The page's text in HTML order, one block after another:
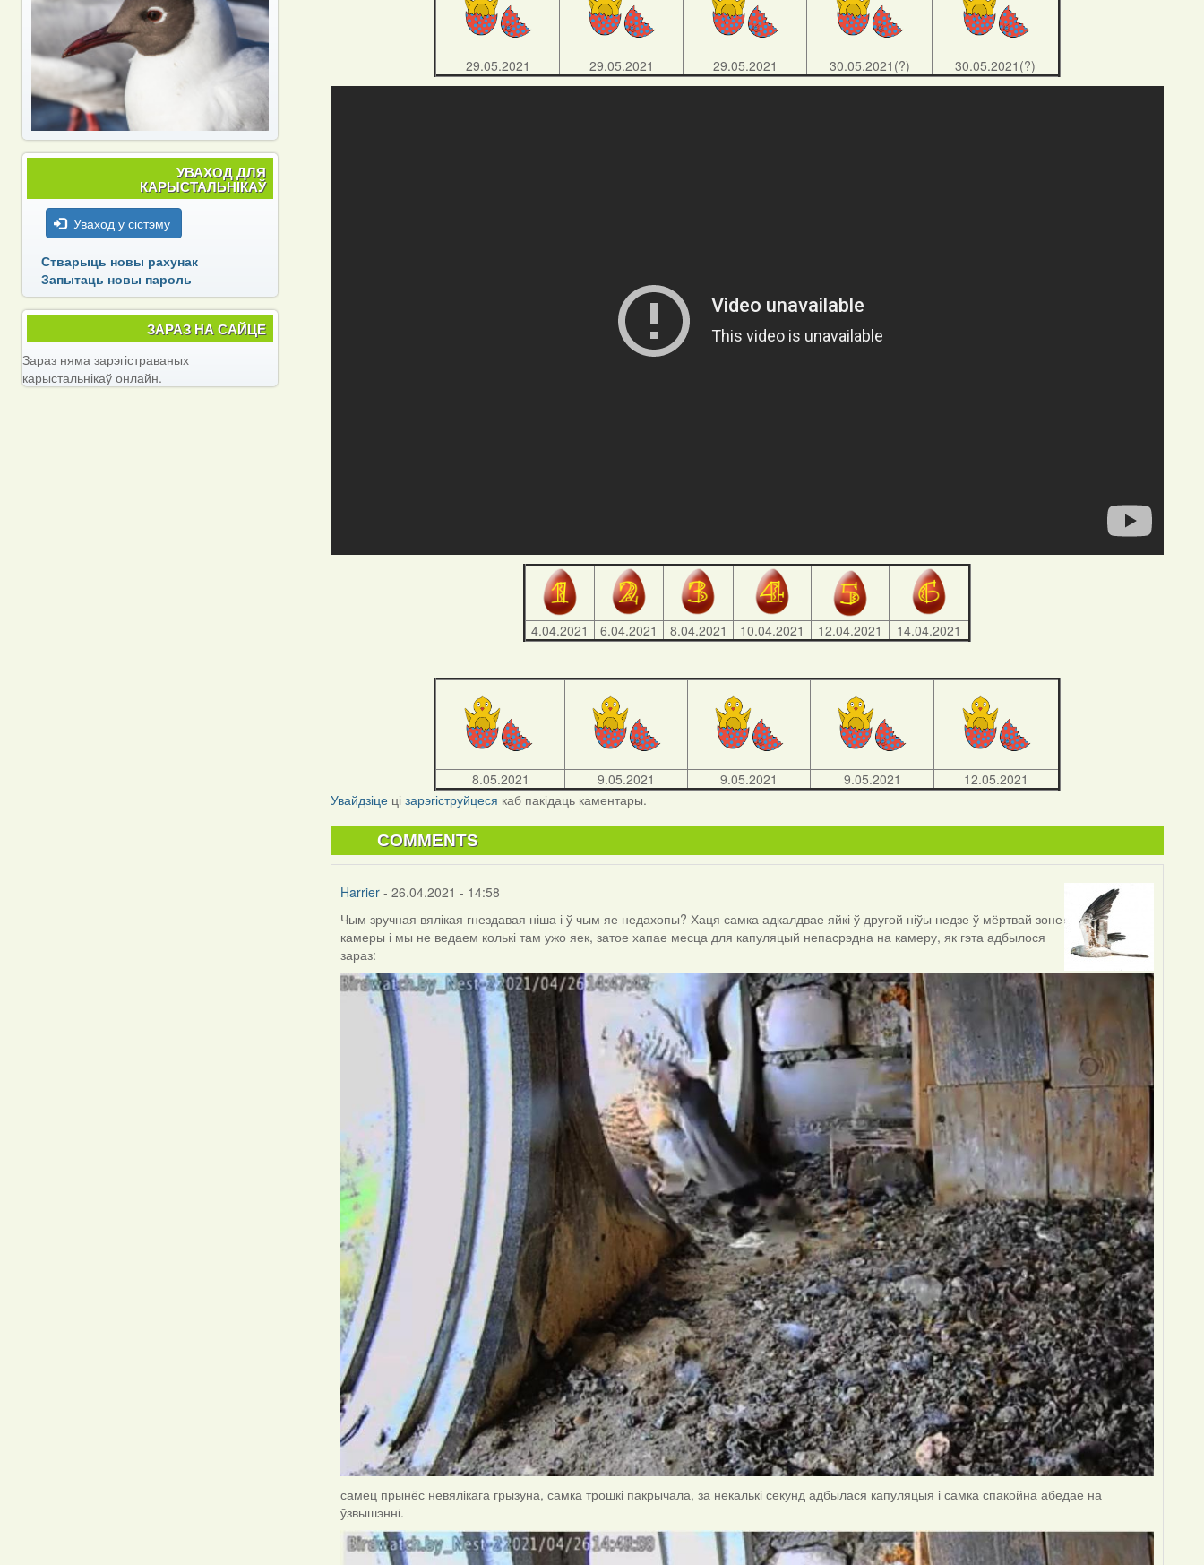
29.05.2021 29.05.2021 29.05.2021 30.05.2021(?) 30.05.2021(?)
4.04.2021 6.04.2021 8.04.2021 10.04.2021 12.04.2021 14.04.2021
8.05.2021 9.05.2021 9.05.2021 9.05.2021
12.05.2021
Увайдзіце цізарэгіструйцеся каб пакідаць каментары.
COMMENTS
Harrier - 26.04.2021 - 14:58
Чым зручная вялікая гнездавая ніша і ў чым яе недахопы? Хаця самка адкалдвае яйкі ў другой ніўы недзе ў мёртвай зоне
камеры і мы не ведаем колькі там ужо яек, затое хапае месца для капуляцый непасрэдна на камеру, як гэта адбылося
зараз:
самец прынёс невялікага грызуна, самка трошкі пакрычала, за некалькі секунд адбылася капуляцыя і самка спакойна абедае на
ўзвышэнні.
УВАХОД ДЛЯ
КАРЫСТАЛЬНІКАЎ
Уваход у сістэму
Стварыць новы рахунак
Запытаць новы пароль
ЗАРАЗ НА САЙЦЕ
Зараз няма зарэгістраваных
карыстальнікаў онлайн.